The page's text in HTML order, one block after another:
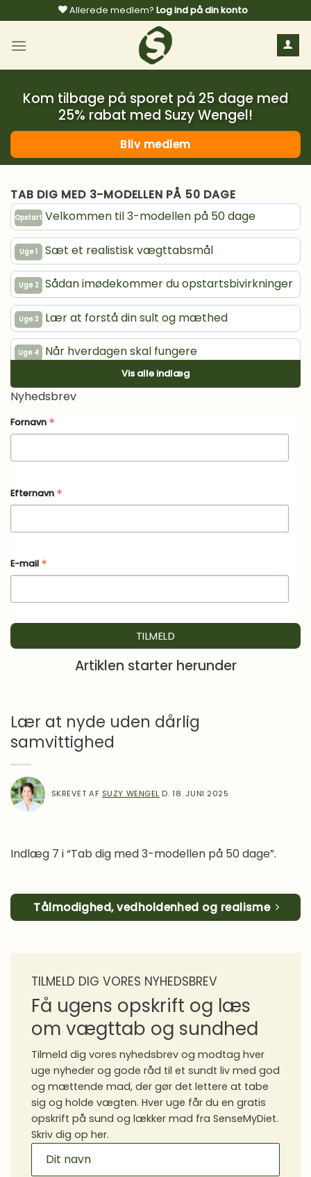
til
indhold
Allerede medlem? Log ind på din konto
Kom tilbage på sporet på 25 dage med
25% rabat med Suzy Wengel!
Bliv medlem
TAB DIG MED 3-MODELLEN PÅ 50 DAGE
Opstart Velkommen til 3-modellen på 50 dage
Uge 1 Sæt et realistisk vægttabsmål
Uge 2 Sådan imødekommer du opstartsbivirkninger
Uge 3 Lær at forstå din sult og mæthed
Uge 4 Når hverdagen skal fungere
Uge 5 Sådan udvikler tallet på vægten sig
Uge 6 Det betyder motion for dig
Uge 8 Tålmodighed, vedholdenhed og realisme
Vis alle indlæg
Nyhedsbrev
Fornavn *
Efternavn *
E-mail *
Artiklen starter herunder
Lær at nyde uden dårlig
samvittighed
SKREVET AF SUZY WENGEL D.18. JUNI 2025
Indlæg 7 i “Tab dig med 3-modellen på 50 dage”.
Tålmodighed, vedholdenhed og realisme
TILMELD DIG VORES NYHEDSBREV
Få ugens opskrift og læs
om vægttab og sundhed
Tilmeld dig vores nyhedsbrev og modtag hver
uge nyheder og gode råd til et sundt liv med god
og mættende mad, der gør det lettere at tabe
sig og holde vægten. Hver uge får du en gratis
opskrift på sund og lækker mad fra SenseMyDiet.
Skriv dig op her.
MAILCHIMP
SIGNUP